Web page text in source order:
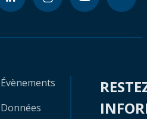
Évènements
Données